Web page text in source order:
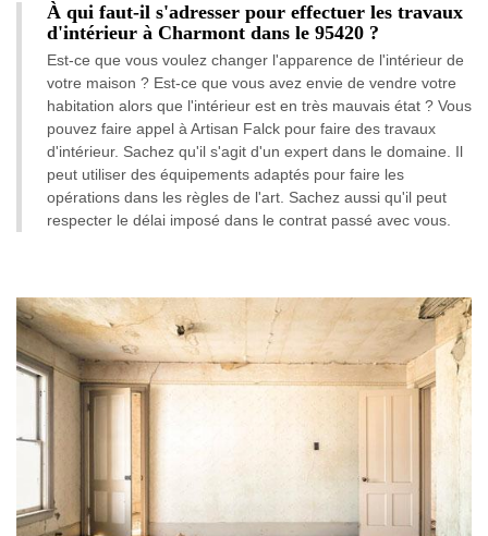
À qui faut-il s'adresser pour effectuer les travaux
d'intérieur à Charmont dans le 95420 ?
Est-ce que vous voulez changer l'apparence de l'intérieur de
votre maison ? Est-ce que vous avez envie de vendre votre
habitation alors que l'intérieur est en très mauvais état ? Vous
pouvez faire appel à Artisan Falck pour faire des travaux
d'intérieur. Sachez qu'il s'agit d'un expert dans le domaine. Il
peut utiliser des équipements adaptés pour faire les
opérations dans les règles de l'art. Sachez aussi qu'il peut
respecter le délai imposé dans le contrat passé avec vous.